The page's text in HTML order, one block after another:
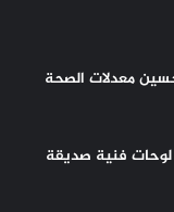
معدلات الصحة
لوحات فنية صديقة